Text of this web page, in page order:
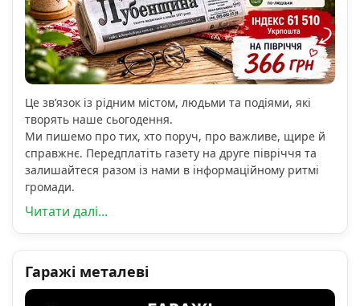
Це зв’язок із рідним містом, людьми та подіями, які
творять наше сьогодення.
Ми пишемо про тих, хто поруч, про важливе, щире й
справжнє. Передплатіть газету на друге півріччя та
залишайтеся разом із нами в інформаційному ритмі
громади.
Читати далі...
Гаражі металеві